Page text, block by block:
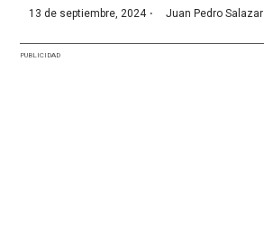
13 de septiembre, 2024· Juan Pedro Salazar
PUBLICIDAD